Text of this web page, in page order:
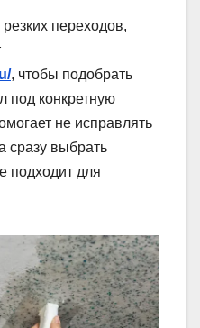
переходов,
, чтобы подобрать
под конкретную
не исправлять
сразу выбрать
подходит для